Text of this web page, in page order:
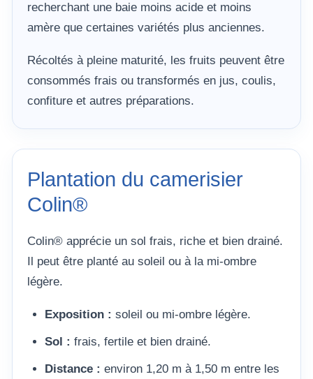
recherchant une baie moins acide et moins
amère que certaines variétés plus anciennes.
Récoltés à pleine maturité, les fruits peuvent être
consommés frais ou transformés en jus, coulis,
confiture et autres préparations.
Plantation du camerisier
Colin®
Colin® apprécie un sol frais, riche et bien drainé.
Il peut être planté au soleil ou à la mi-ombre
légère.
Exposition : soleil ou mi-ombre légère.
Sol : frais, fertile et bien drainé.
Distance : environ 1,20 m à 1,50 m entre les